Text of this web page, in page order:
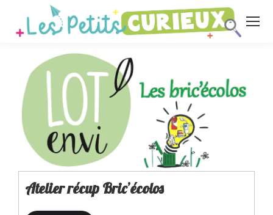
Atelier récup Bric’écolos